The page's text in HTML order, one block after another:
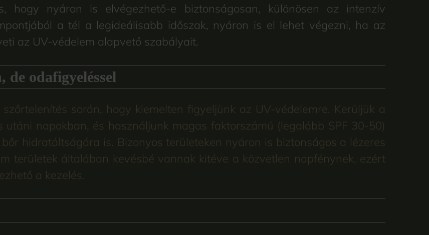
hogy nyáron is elvégezhető-e biztonságosan, különösen az intenzív
a tél a legideálisabb időszak, nyáron is el lehet végezni, ha az
az UV-védelem alapvető szabályait.
de odafigyeléssel
során, hogy kiemelten figyeljünk az UV-védelemre. Kerüljük a
utáni napokban, és használjunk magas faktorszámú (legalább SPF 30-50)
hidratáltságára is. Bizonyos területeken nyáron is biztonságos a lézeres
területek általában kevésbé vannak kitéve a közvetlen napfénynek, ezért
a kezelés.